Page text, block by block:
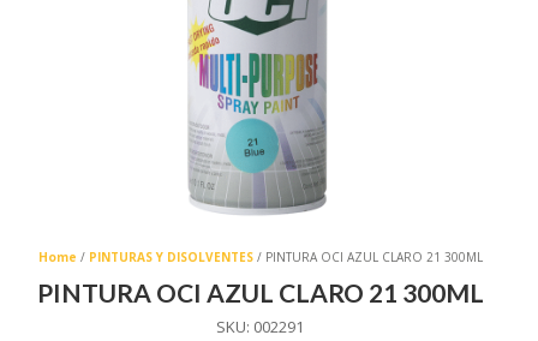
Home / PINTURAS Y DISOLVENTES/ PINTURA OCI AZUL CLARO 21 300ML
PINTURA OCI AZUL CLARO 21 300ML
SKU: 002291